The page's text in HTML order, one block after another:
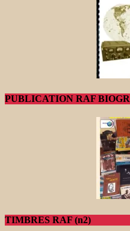
PUBLICATION RAF
TIMBRES RAF (n2)